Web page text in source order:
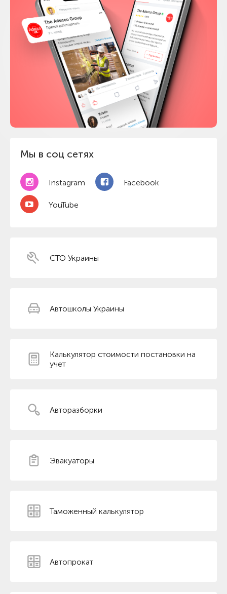
Мы в соц сетях
Instagram Facebook
YouTube
СТО Украины
Автошколы Украины
Калькулятор стоимости постановки на
учет
Авторазборки
Эвакуаторы
Таможенный калькулятор
Автопрокат